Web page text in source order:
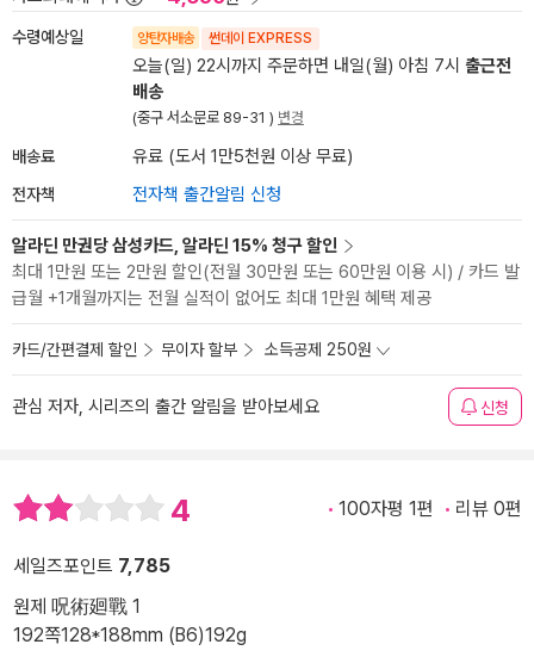
수령예상일 양탄자배송 썬데이 EXPRESS
오늘(일) 22시까지 주문하면 내일(월) 아침 7시 출근전
배송
(중구 서소문로 89-31 ) 변경
배송료 유료 (도서 1만5천원 이상 무료)
전자책 전자책 출간알림 신청
알라딘 만권당 삼성카드, 알라딘 15% 청구 할인
최대 1만원 또는 2만원 할인(전월 30만원 또는 60만원 이용 시) / 카드 발
급월 +1개월까지는 전월 실적이 없어도 최대 1만원 혜택 제공
카드/간편결제 할인 무이자 할부 소득공제 250원
관심 저자, 시리즈의 출간 알림을 받아보세요 신청
4 100자평 1편 리뷰 0편
세일즈포인트 7,785
원제 呪術廻戰 1
192쪽128*188mm (B6)192g